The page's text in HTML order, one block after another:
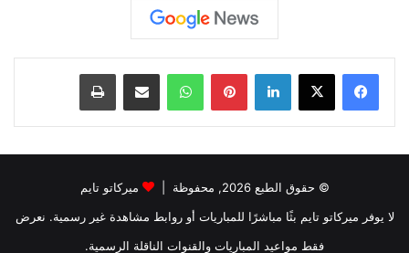
لينكدإن بينتيريست واتساب
© حقوق الطبع 2026, محفوظة |
ميركاتو تايم
لا يوفر ميركاتو تايم بثًا مباشرًا للمباريات أو روابط مشاهدة غير رسمية. نعرض
فقط مواعيد المباريات والقنوات الناقلة الرسمية.